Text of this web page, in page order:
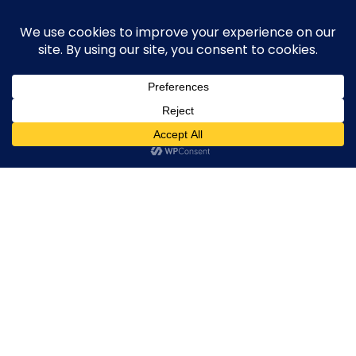
content
execute-stylife.com
upload it including a road bike of l1stylish and
other hobbies
O
O
E
IMG_9144
IMG_9144
l1stylishIMG_91440 Comments